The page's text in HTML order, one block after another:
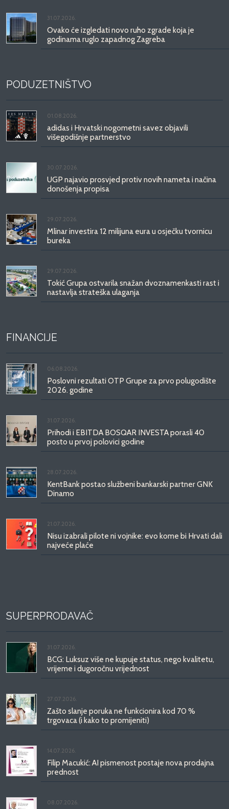
31.07.2026.
Ovako će izgledati novo ruho zgrade koja je
godinama ruglo zapadnog Zagreba
PODUZETNIŠTVO
01.08.2026.
adidas i Hrvatski nogometni savez objavili
višegodišnje partnerstvo
30.07.2026.
UGP najavio prosvjed protiv novih nameta i načina
donošenja propisa
29.07.2026.
Mlinar investira 12 milijuna eura u osječku tvornicu
bureka
29.07.2026.
Tokić Grupa ostvarila snažan dvoznamenkasti rast i
nastavlja strateška ulaganja
FINANCIJE
06.08.2026.
Poslovni rezultati OTP Grupe za prvo polugodište
2026. godine
31.07.2026.
Prihodi i EBITDA BOSQAR INVESTA porasli 40
posto u prvoj polovici godine
28.07.2026.
KentBank postao službeni bankarski partner GNK
Dinamo
21.07.2026.
Nisu izabrali pilote ni vojnike: evo kome bi Hrvati dali
najveće plaće
SUPERPRODAVAČ
31.07.2026.
BCG: Luksuz više ne kupuje status, nego kvalitetu,
vrijeme i dugoročnu vrijednost
27.07.2026.
Zašto slanje poruka ne funkcionira kod 70 %
trgovaca (i kako to promijeniti)
14.07.2026.
Filip Macukić: AI pismenost postaje nova prodajna
prednost
08.07.2026.